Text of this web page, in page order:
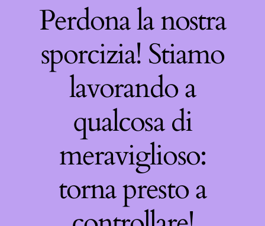
Perdona la nostra
sporcizia! Stiamo
lavorando a
qualcosa di
meraviglioso:
torna presto a